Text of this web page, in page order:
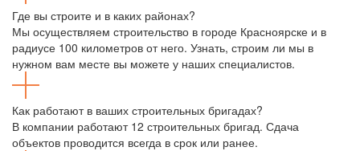
Где вы строите и в каких районах?
Мы осуществляем строительство в городе Красноярске и в
радиусе 100 километров от него. Узнать, строим ли мы в
нужном вам месте вы можете у наших специалистов.
Как работают в ваших строительных бригадах?
В компании работают 12 строительных бригад. Сдача
объектов проводится всегда в срок или ранее.